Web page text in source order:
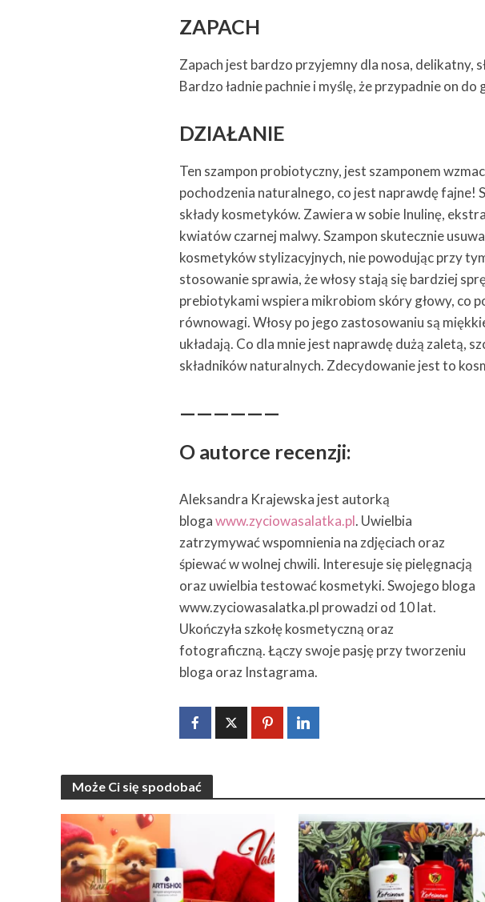
ZAPACH
Zapach jest bardzo przyjemny dla nosa, delikatny,
Bardzo ładnie pachnie i myślę, że przypadnie on
DZIAŁANIE
Ten szampon probiotyczny, jest szamponem
pochodzenia naturalnego, co jest naprawdę fajne!
składy kosmetyków. Zawiera w sobie Inulinę,
kwiatów czarnej malwy. Szampon skutecznie
kosmetyków stylizacyjnych, nie powodując przy
stosowanie sprawia, że włosy stają się bardziej
prebiotykami wspiera mikrobiom skóry głowy, co
równowagi. Włosy po jego zastosowaniu są
układają. Co dla mnie jest naprawdę dużą zaletą,
składników naturalnych. Zdecydowanie jest to
——————
O autorce recenzji:
Aleksandra Krajewska jest autorką
blogawww.zyciowasalatka.pl. Uwielbia
zatrzymywać wspomnienia na zdjęciach oraz
śpiewać w wolnej chwili. Interesuje się pielęgnacją
oraz uwielbia testować kosmetyki. Swojego bloga
www.zyciowasalatka.pl prowadzi od 10 lat.
Ukończyła szkołę kosmetyczną oraz
fotograficzną. Łączy swoje pasję przy tworzeniu
bloga oraz Instagrama.
Może Ci się spodobać